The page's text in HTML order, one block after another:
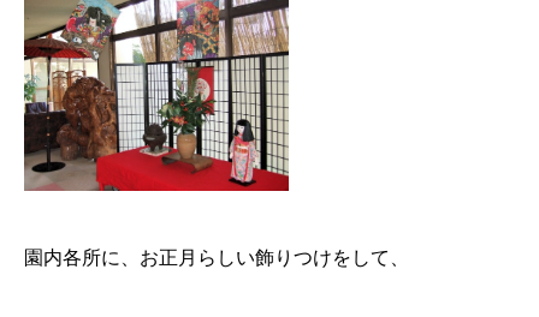
園内各所に、お正月らしい飾りつけをして、